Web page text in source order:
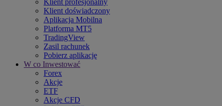
Klient doświadczony
Aplikacja Mobilna
Platforma MT5
TradingView
Zasil rachunek
Pobierz aplikację
W co Inwestować
Forex
Akcje
ETF
Akcje CFD